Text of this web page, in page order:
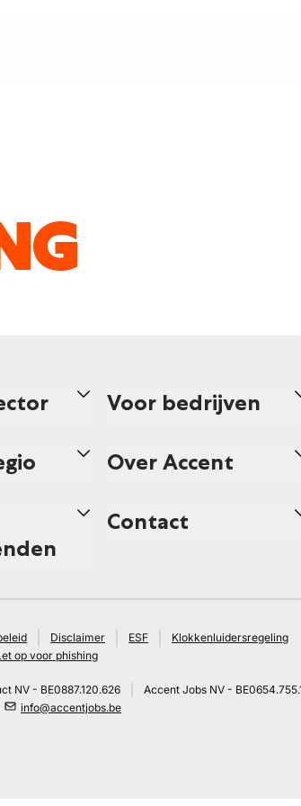
Voor bedrijven
Over Accent
Contact
Disclaimer ESF
Klokkenluidersregeling
op voor phishing
NV - BE0887.120.626
Accent Jobs NV -
info@accentjobs.be